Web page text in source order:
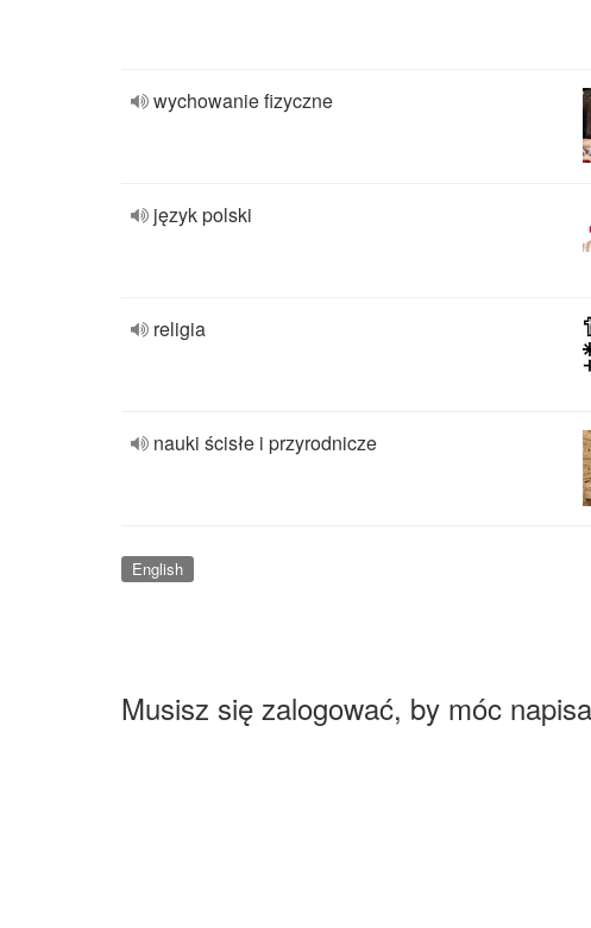
wychowanie fizyczne
język polski
religia
nauki ścisłe i przyrodnicze
English
Musisz się zalogować, by móc